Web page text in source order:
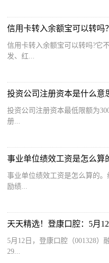
信用卡转入余额宝可以转吗
信用卡转入余额宝可以转吗?它
发、红...
投资公司注册资本最低限额为
册...
事业单位绩效工资是怎么算的
励绩...
5月12日，登康口腔（001328）
29...